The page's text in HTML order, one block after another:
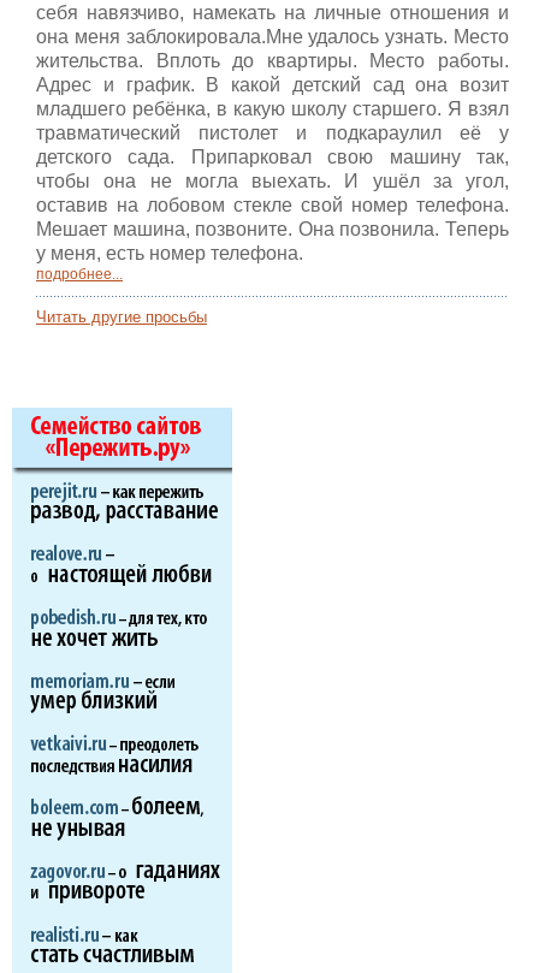
себя навязчиво, намекать на личные отношения и
она меня заблокировала.Мне удалось узнать. Место
жительства. Вплоть до квартиры. Место работы.
Адрес и график. В какой детский сад она возит
младшего ребёнка, в какую школу старшего. Я взял
травматический пистолет и подкараулил её у
детского сада. Припарковал свою машину так,
чтобы она не могла выехать. И ушёл за угол,
оставив на лобовом стекле свой номер телефона.
Мешает машина, позвоните. Она позвонила. Теперь
у меня, есть номер телефона.
подробнее...
Читать другие просьбы